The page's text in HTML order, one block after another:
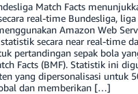
Match Facts
real-time Bundesliga,
Amazon Web
secara near real-time
pertandingan sepak bola
Facts (BMF). Statistik ini
yang dipersonalisasi untuk
dan memberikan […]